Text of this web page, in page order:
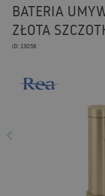
BATERIA
ZŁOTA
ID: 13058